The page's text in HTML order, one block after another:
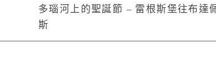
多瑙河上的聖誕節 – 雷根斯堡往布達
斯